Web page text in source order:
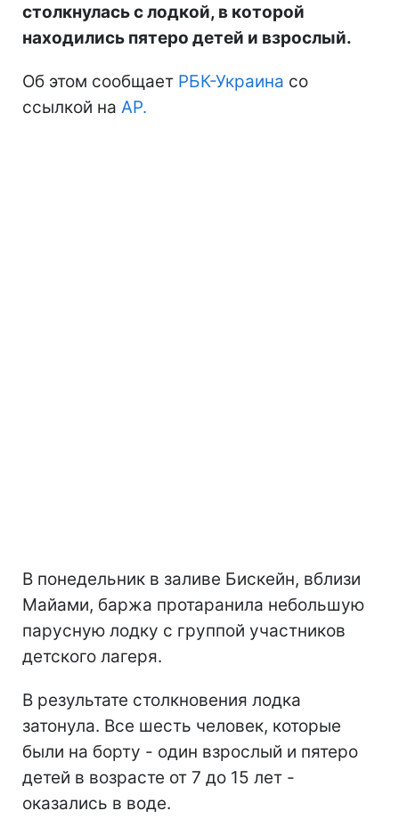
столкнулась с лодкой, в которой
находились пятеро детей и взрослый.
Об этом сообщает РБК-Украина со
ссылкой на AP.
В понедельник в заливе Бискейн, вблизи
Майами, баржа протаранила небольшую
парусную лодку с группой участников
детского лагеря.
В результате столкновения лодка
затонула. Все шесть человек, которые
были на борту - один взрослый и пятеро
детей в возрасте от 7 до 15 лет -
оказались в воде.